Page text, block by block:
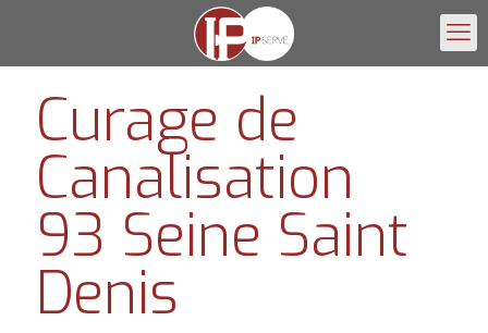
Curage de
Canalisation
93 Seine Saint
Denis